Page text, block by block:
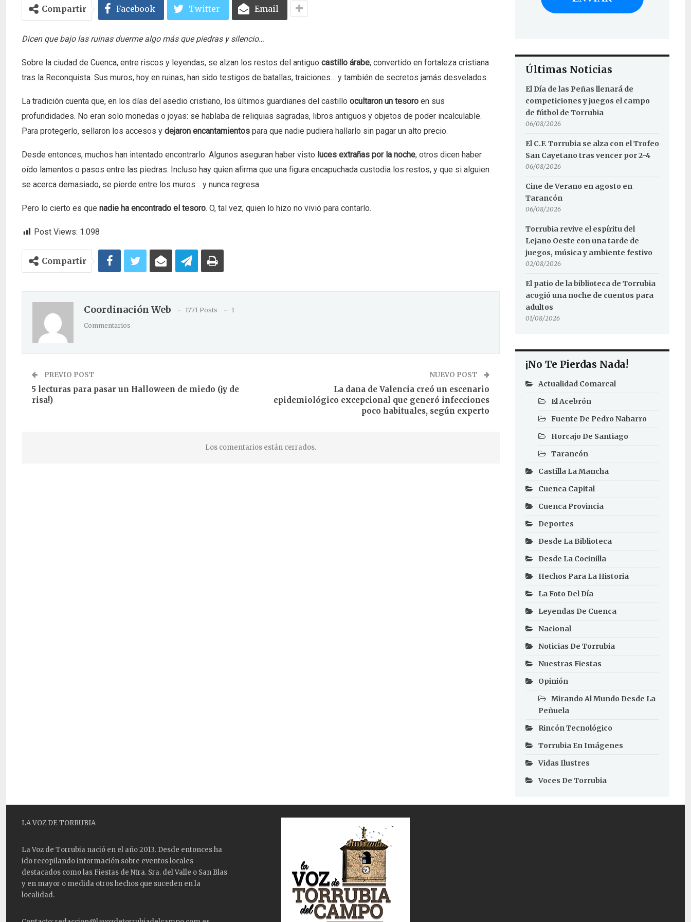
Compartir Facebook Twitter Email
Dicen que bajo las ruinas duerme algo más que piedras y silencio…
Sobre la ciudad de Cuenca, entre riscos y leyendas, se alzan los restos del antiguo castillo árabe, convertido en fortaleza cristiana
tras la Reconquista. Sus muros, hoy en ruinas, han sido testigos de batallas, traiciones… y también de secretos jamás desvelados.
La tradición cuenta que, en los días del asedio cristiano, los últimos guardianes del castillo ocultaron un tesoro en sus
profundidades. No eran solo monedas o joyas: se hablaba de reliquias sagradas, libros antiguos y objetos de poder incalculable.
Para protegerlo, sellaron los accesos y dejaron encantamientos para que nadie pudiera hallarlo sin pagar un alto precio.
Desde entonces, muchos han intentado encontrarlo. Algunos aseguran haber visto luces extrañas por la noche, otros dicen haber
oído lamentos o pasos entre las piedras. Incluso hay quien afirma que una figura encapuchada custodia los restos, y que si alguien
se acerca demasiado, se pierde entre los muros… y nunca regresa.
Pero lo cierto es que nadie ha encontrado el tesoro. O, tal vez, quien lo hizo no vivió para contarlo.
Post Views: 1.098
Compartir
Coordinación Web 1771 Posts
1
Commentarios
PREVIO POST
5 lecturas para pasar un Halloween de miedo (¡y de
risa!)
NUEVO POST
La dana de Valencia creó un escenario
epidemiológico excepcional que generó infecciones
poco habituales, según experto
Los comentarios están cerrados.
Últimas Noticias
El Día de las Peñas llenará de
competiciones y juegos el campo
de fútbol de Torrubia
06/08/2026
El C.F. Torrubia se alza con el Trofeo
San Cayetano tras vencer por 2-4
06/08/2026
Cine de Verano en agosto en
Tarancón
06/08/2026
Torrubia revive el espíritu del
Lejano Oeste con una tarde de
juegos, música y ambiente festivo
02/08/2026
El patio de la biblioteca de Torrubia
acogió una noche de cuentos para
adultos
01/08/2026
¡No Te Pierdas Nada!
Actualidad Comarcal
El Acebrón
Fuente De Pedro Naharro
Horcajo De Santiago
Tarancón
Castilla La Mancha
Cuenca Capital
Cuenca Provincia
Deportes
Desde La Biblioteca
Desde La Cocinilla
Hechos Para La Historia
La Foto Del Día
Leyendas De Cuenca
Nacional
Noticias De Torrubia
Nuestras Fiestas
Opinión
Mirando Al Mundo Desde La
Peñuela
Rincón Tecnológico
Torrubia En Imágenes
Vidas Ilustres
Voces De Torrubia
LA VOZ DE TORRUBIA
La Voz de Torrubia nació en el año 2013. Desde entonces ha
ido recopilando información sobre eventos locales
destacados como las Fiestas de Ntra. Sra. del Valle o San Blas
y en mayor o medida otros hechos que suceden en la
localidad.